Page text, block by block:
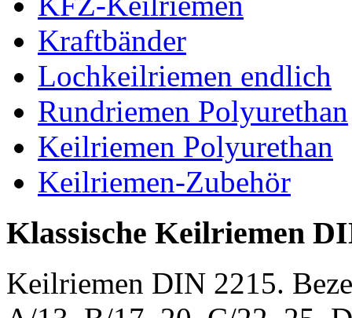
Kraftbänder
Lochkeilriemen endlich
Rundriemen Polyurethan
Keilriemen Polyurethan
Keilriemen-Zubehör
Klassische Keilriemen
Keilriemen DIN 2215.